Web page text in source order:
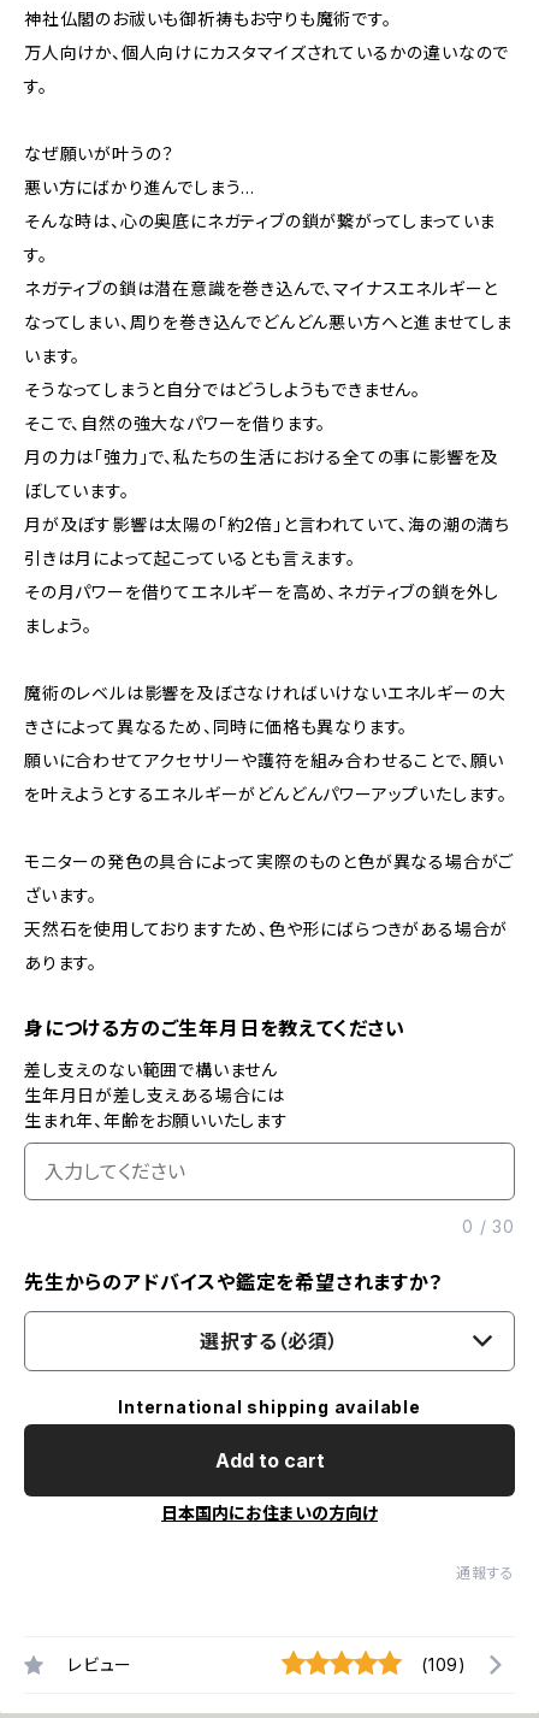
神社仏閣のお祓いも御祈祷もお守りも魔術です。
万人向けか、個人向けにカスタマイズされているかの違いなので
す。
なぜ願いが叶うの？
悪い方にばかり進んでしまう…
そんな時は、心の奥底にネガティブの鎖が繋がってしまっていま
す。
ネガティブの鎖は潜在意識を巻き込んで、マイナスエネルギーと
なってしまい、周りを巻き込んでどんどん悪い方へと進ませてしま
います。
そうなってしまうと自分ではどうしようもできません。
そこで、自然の強大なパワーを借ります。
月の力は「強力」で、私たちの生活における全ての事に影響を及
ぼしています。
月が及ぼす影響は太陽の「約2倍」と言われていて、海の潮の満ち
引きは月によって起こっているとも言えます。
その月パワーを借りてエネルギーを高め、ネガティブの鎖を外し
ましょう。
魔術のレベルは影響を及ぼさなければいけないエネルギーの大
きさによって異なるため、同時に価格も異なります。
願いに合わせてアクセサリーや護符を組み合わせることで、願い
を叶えようとするエネルギーがどんどんパワーアップいたします。
モニターの発色の具合によって実際のものと色が異なる場合がご
ざいます。
天然石を使用しておりますため、色や形にばらつきがある場合が
あります。
身につける方のご生年月日を教えてください
差し支えのない範囲で構いません
生年月日が差し支えある場合には
生まれ年、年齢をお願いいたします
0 /30
先生からのアドバイスや鑑定を希望されますか？
選択する（必須）
International shipping available
Add to cart
日本国内にお住まいの方向け
通報する
レビュー (109)